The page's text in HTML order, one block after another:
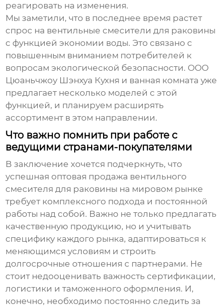
реагировать на изменения.
Мы заметили, что в последнее время растет
спрос на вентильные смесители для раковины
с функцией экономии воды. Это связано с
повышенным вниманием потребителей к
вопросам экологической безопасности. ООО
Цюаньчжоу Шэнхуа Кухня и ванная комната уже
предлагает несколько моделей с этой
функцией, и планируем расширять
ассортимент в этом направлении.
Что важно помнить при работе с
ведущими странами-покупателями
В заключение хочется подчеркнуть, что
успешная оптовая продажа вентильного
смесителя для раковины на мировом рынке
требует комплексного подхода и постоянной
работы над собой. Важно не только предлагать
качественную продукцию, но и учитывать
специфику каждого рынка, адаптироваться к
меняющимся условиям и строить
долгосрочные отношения с партнерами. Не
стоит недооценивать важность сертификации,
логистики и таможенного оформления. И,
конечно, необходимо постоянно следить за